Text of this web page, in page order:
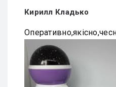
Кирилл Кладько